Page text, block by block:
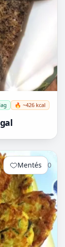
🔥 ~426 kcal
Mentés 0